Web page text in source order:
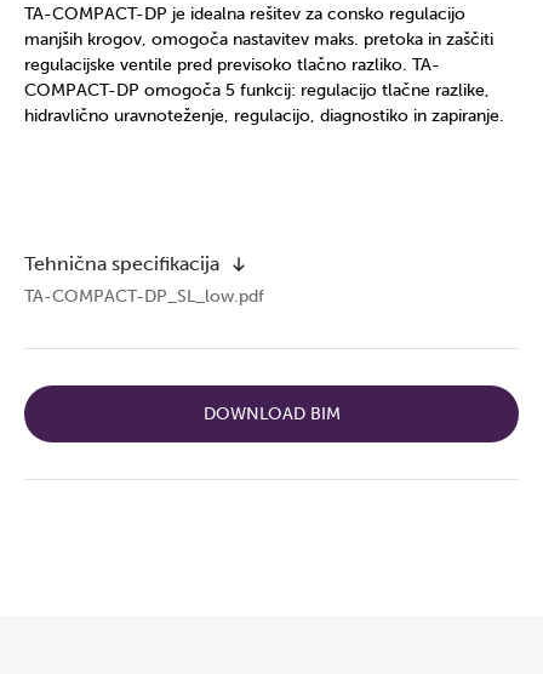
TA-COMPACT-DP je idealna rešitev za consko regulacijo
manjših krogov, omogoča nastavitev maks. pretoka in zaščiti
regulacijske ventile pred previsoko tlačno razliko. TA-
COMPACT-DP omogoča 5 funkcij: regulacijo tlačne razlike,
hidravlično uravnoteženje, regulacijo, diagnostiko in zapiranje.
Tehnična specifikacija
TA-COMPACT-DP_SL_low.pdf
DOWNLOAD BIM